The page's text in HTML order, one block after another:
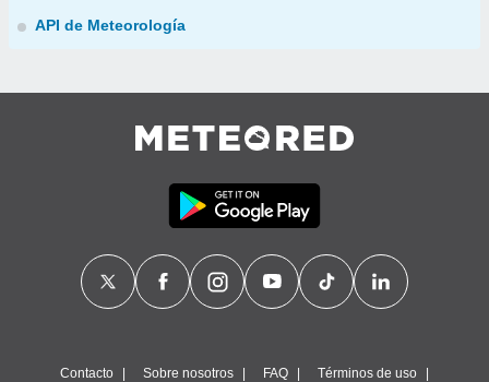
API de Meteorología
Contacto Sobre nosotros FAQ Términos de uso